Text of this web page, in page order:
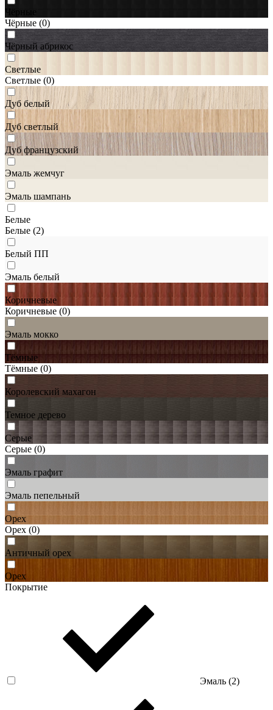
Чёрные
Чёрные (0)
Чёрный абрикос
Светлые
Светлые (0)
Дуб белый
Дуб светлый
Дуб французский
Эмаль жемчуг
Эмаль шампань
Белые
Белые (2)
Белый ПП
Эмаль белый
Коричневые
Коричневые (0)
Эмаль мокко
Тёмные
Тёмные (0)
Королевский махагон
Темное дерево
Серые
Серые (0)
Эмаль графит
Эмаль пепельный
Орех
Орех (0)
Античный орех
Орех
Покрытие
Эмаль (2)